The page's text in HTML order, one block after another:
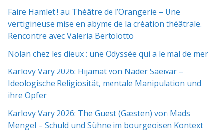
Faire Hamlet ! au Théâtre de l’Orangerie – Une
vertigineuse mise en abyme de la création théâtrale.
Rencontre avec Valeria Bertolotto
Nolan chez les dieux : une Odyssée qui a le mal de mer
Karlovy Vary 2026: Hijamat von Nader Saeivar​​ –
Ideologische Religiosität, mentale Manipulation und
ihre Opfer
Karlovy Vary 2026: The Guest (Gæsten) von Mads
Mengel – Schuld und Sühne im bourgeoisen Kontext